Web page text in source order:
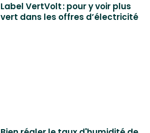
Label VertVolt : pour y voir plus
vert dans les offres d’électricité